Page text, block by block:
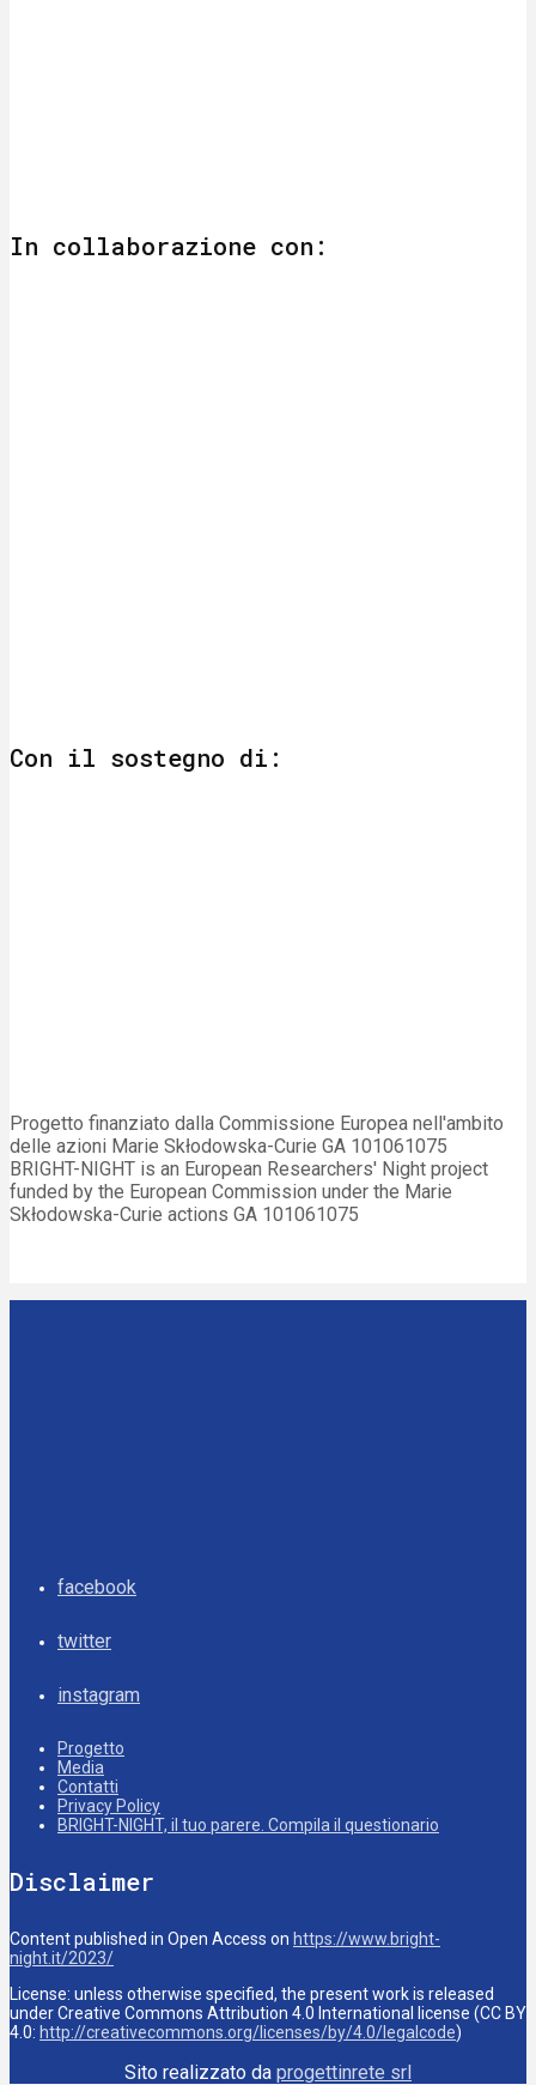
In collaborazione con:
Con il sostegno di:
Progetto finanziato dalla Commissione Europea nell'ambito
delle azioni Marie Skłodowska-Curie GA 101061075
BRIGHT-NIGHT is an European Researchers' Night project
funded by the European Commission under the Marie
Skłodowska-Curie actions GA 101061075
facebook
twitter
instagram
Progetto
Media
Contatti
Privacy Policy
BRIGHT-NIGHT, il tuo parere. Compila il questionario
Disclaimer
Content published in Open Access on https://www.bright-
night.it/2023/
License: unless otherwise specified, the present work is released
under Creative Commons Attribution 4.0 International license (CC BY
4.0: http://creativecommons.org/licenses/by/4.0/legalcode)
Sito realizzato da progettinrete srl